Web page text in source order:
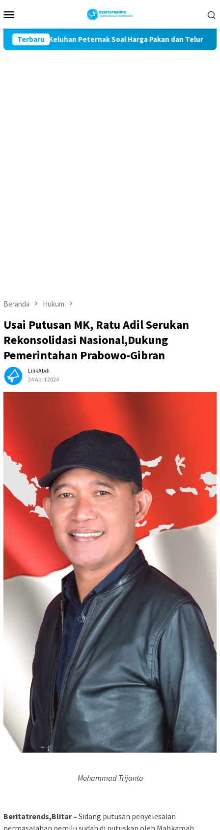
ke
Mobile
Terbaru
Keluhan Peternak Soal Harga Pakan dan Telur TAK
Beranda Hukum
Usai Putusan MK, Ratu Adil Serukan
Rekonsolidasi Nasional,Dukung
Pemerintahan Prabowo-Gibran
LilikAbdi
24 April 2024
Mohammad Trijanto
Beritatrends,Blitar – Sidang putusan penyelesaian